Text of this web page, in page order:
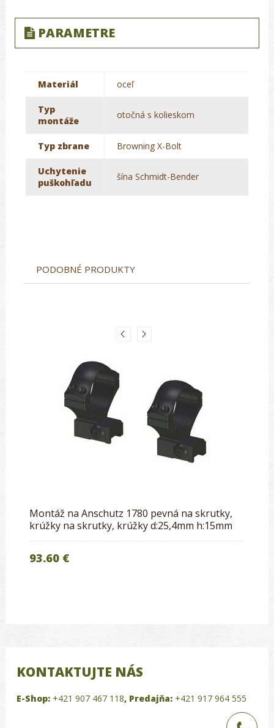
PARAMETRE
Materiál oceľ
Typ
montáže
otočná s kolieskom
Typ zbrane Browning X-Bolt
Uchytenie
puškohľadu
šína Schmidt-Bender
PODOBNÉ PRODUKTY
Montáž na Anschutz 1780 pevná na skrutky,
krúžky na skrutky, krúžky d:25,4mm h:15mm
93.60 €
KONTAKTUJTE NÁS
E-Shop: +421 907 467 118, Predajňa: +421 917 964 555